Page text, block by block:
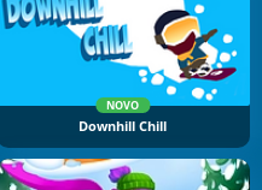
NOVO
Downhill Chill